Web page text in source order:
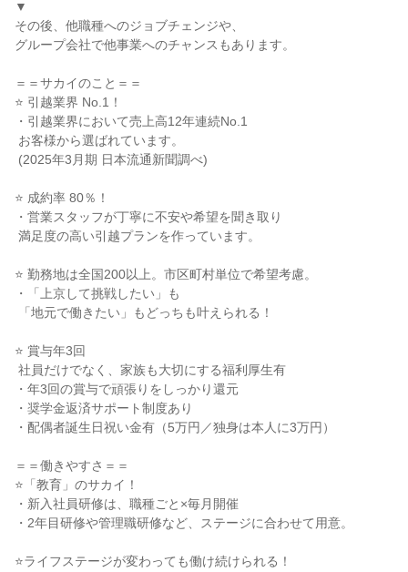
▼
その後、他職種へのジョブチェンジや、
グループ会社で他事業へのチャンスもあります。
＝＝サカイのこと＝＝
⭐ 引越業界 No.1！
・引越業界において売上高12年連続No.1
⭐ 成約率 80％！
・営業スタッフが丁寧に不安や希望を聞き取り
⭐ 勤務地は全国200以上。市区町村単位で希望考慮。
・「上京して挑戦したい」も
⭐ 賞与年3回
・年3回の賞与で頑張りをしっかり還元
・奨学金返済サポート制度あり
・配偶者誕生日祝い金有（5万円／独身は本人に3万円）
＝＝働きやすさ＝＝
⭐「教育」のサカイ！
・新入社員研修は、職種ごと×毎月開催
・2年目研修や管理職研修など、ステージに合わせて用意。
⭐ライフステージが変わっても働け続けられる！